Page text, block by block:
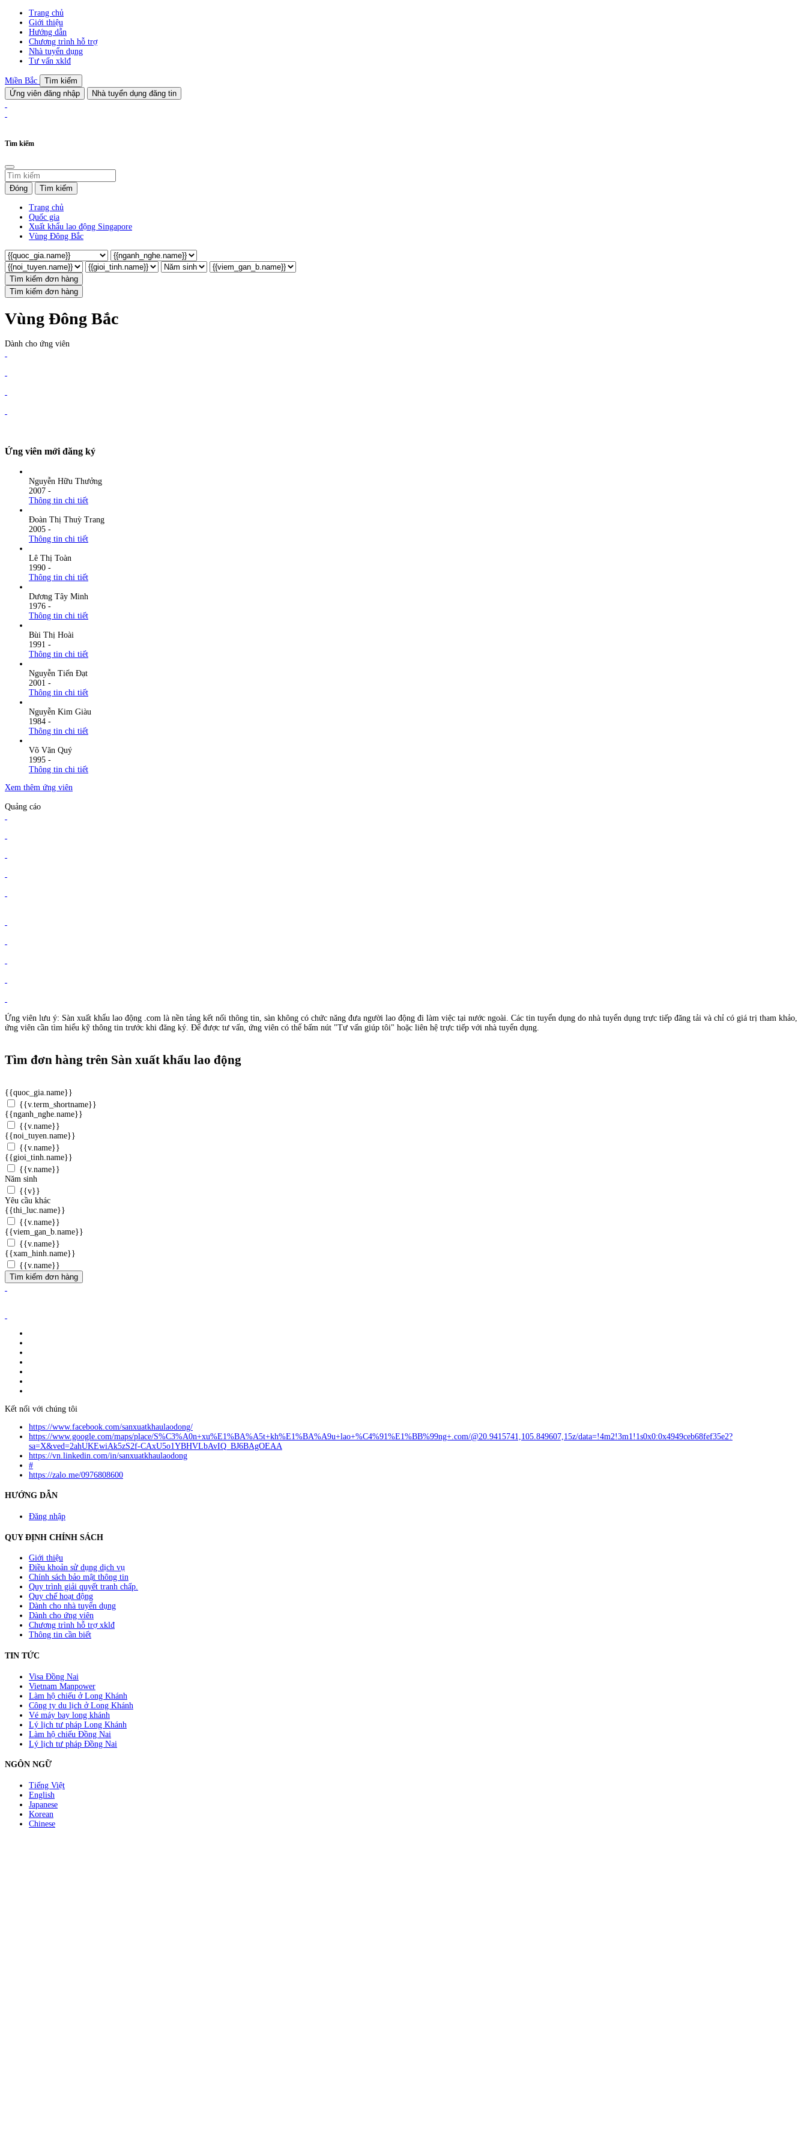
Trang chủ
Giới thiệu
Hướng dẫn
Chương trình hỗ trợ
Nhà tuyển dụng
Tư vấn xklđ
Miền Bắc
Tìm kiếm
Ứng viên đăng nhập
Nhà tuyển dụng đăng tin
Tìm kiếm
Đóng Tìm kiếm
Trang chủ
Quốc gia
Xuất khẩu lao động Singapore
Vùng Đông Bắc
Tìm kiếm đơn hàng
Tìm kiếm đơn hàng
Vùng Đông Bắc
Dành cho ứng viên
Ứng viên mới đăng ký
Nguyễn Hữu Thưởng
2007 -
Thông tin chi tiết
Đoàn Thị Thuỳ Trang
2005 -
Thông tin chi tiết
Lê Thị Toàn
1990 -
Thông tin chi tiết
Dương Tây Minh
1976 -
Thông tin chi tiết
Bùi Thị Hoài
1991 -
Thông tin chi tiết
Nguyễn Tiến Đạt
2001 -
Thông tin chi tiết
Nguyễn Kim Giàu
1984 -
Thông tin chi tiết
Võ Văn Quý
1995 -
Thông tin chi tiết
Xem thêm ứng viên
Quảng cáo
Ứng viên lưu ý: Sàn xuất khẩu lao động .com là nền tảng kết nối thông tin, sàn không có chức năng đưa người lao động đi làm việc tại nước ngoài. Các tin tuyển dụng do nhà tuyển dụng trực tiếp đăng tải và chỉ có giá trị tham khảo,
ứng viên cần tìm hiểu kỹ thông tin trước khi đăng ký. Để được tư vấn, ứng viên có thể bấm nút "Tư vấn giúp tôi" hoặc liên hệ trực tiếp với nhà tuyển dụng.
Tìm đơn hàng trên Sàn xuất khẩu lao động
{{quoc_gia.name}}
{{v.term_shortname}}
{{nganh_nghe.name}}
{{v.name}}
{{noi_tuyen.name}}
{{v.name}}
{{gioi_tinh.name}}
{{v.name}}
Năm sinh
{{v}}
Yêu cầu khác
{{thi_luc.name}}
{{v.name}}
{{viem_gan_b.name}}
{{v.name}}
{{xam_hinh.name}}
{{v.name}}
Tìm kiếm đơn hàng
Kết nối với chúng tôi
https://www.facebook.com/sanxuatkhaulaodong/
https://www.google.com/maps/place/S%C3%A0n+xu%E1%BA%A5t+kh%E1%BA%A9u+lao+%C4%91%E1%BB%99ng+.com/@20.9415741,105.849607,15z/data=!4m2!3m1!1s0x0:0x4949ceb68fef35e2?
sa=X&ved=2ahUKEwiAk5zS2f-CAxU5o1YBHVLbAvIQ_BJ6BAgOEAA
https://vn.linkedin.com/in/sanxuatkhaulaodong
#
https://zalo.me/0976808600
HƯỚNG DẪN
Đăng nhập
QUY ĐỊNH CHÍNH SÁCH
Giới thiệu
Điều khoản sử dụng dịch vụ
Chính sách bảo mật thông tin
Quy trình giải quyết tranh chấp.
Quy chế hoạt động
Dành cho nhà tuyển dụng
Dành cho ứng viên
Chương trình hỗ trợ xklđ
Thông tin cần biết
TIN TỨC
Visa Đồng Nai
Vietnam Manpower
Làm hộ chiếu ở Long Khánh
Công ty du lịch ở Long Khánh
Vé máy bay long khánh
Lý lịch tư pháp Long Khánh
Làm hộ chiếu Đồng Nai
Lý lịch tư pháp Đồng Nai
NGÔN NGỮ
Tiếng Việt
English
Japanese
Korean
Chinese